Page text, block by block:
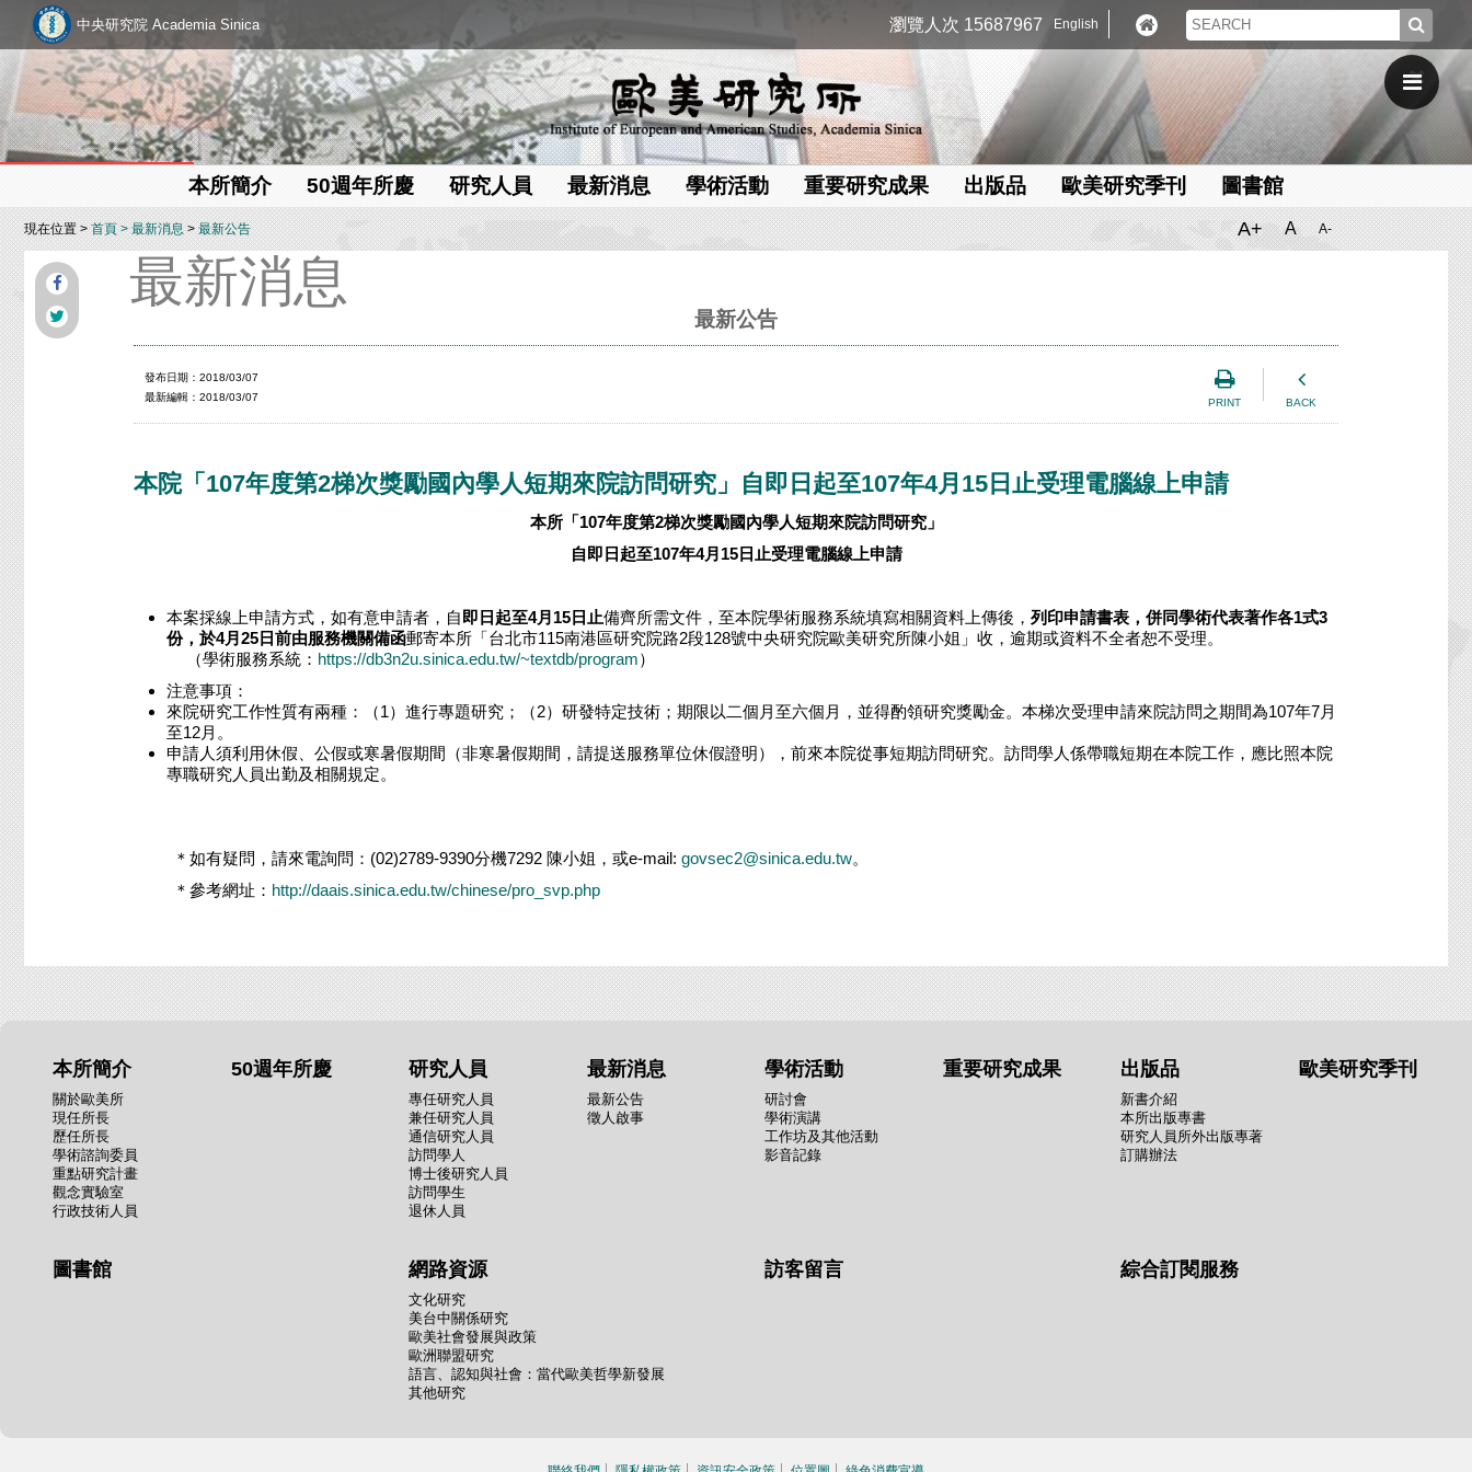
中央研究院 Academia Sinica 瀏覽人次 15687967 English
本所簡介 50週年所慶 研究人員 最新消息 學術活動 重要研究成果 出版品 歐美研究季刊 圖書館
現在位置 >首頁 >最新消息>最新公告 A+ A A-
最新消息
最新公告
PRINT BACK
發布日期：2018/03/07
最新編輯：2018/03/07
本院「107年度第2梯次獎勵國內學人短期來院訪問研究」自即日起至107年4月15日止受理電腦線上申請
本所「107年度第2梯次獎勵國內學人短期來院訪問研究」
自即日起至107年4月 15日止受理電腦線上申請
本案採線上申請方式，如有意申請者，自 即日起至4月 15 日止備齊所需文件，至本院學術服務系統填寫相關資料上傳後， 列印申請書表，併同學術代表著作各1式3
份，於4月 25 日前由服務機關備函郵寄本所「台北市115南港區研究院路2段128號中央研究院歐美研究所陳小姐」收，逾期或資料不全者恕不受理。
（學術服務系統： https://db3n2u.sinica.edu.tw/~textdb/program）
注意事項：
來院研究工作性質有兩種：（1）進行專題研究；（2）研發特定技術；期限以二個月至六個月，並得酌領研究獎勵金。本梯次受理申請來院訪問之期間為107年7月
至12月。
申請人須利用休假、公假或寒暑假期間（非寒暑假期間，請提送服務單位休假證明），前來本院從事短期訪問研究。訪問學人係帶職短期在本院工作，應比照本院
專職研究人員出勤及相關規定。
＊如有疑問，請來電詢問：(02)2789-9390分機7292 陳小姐，或e-mail: govsec2@sinica.edu.tw。
＊參考網址： http://daais.sinica.edu.tw/chinese/pro_svp.php
本所簡介
關於歐美所
現任所長
歷任所長
學術諮詢委員
重點研究計畫
觀念實驗室
行政技術人員
50週年所慶 研究人員
專任研究人員
兼任研究人員
通信研究人員
訪問學人
博士後研究人員
訪問學生
退休人員
最新消息
最新公告
徵人啟事
學術活動
研討會
學術演講
工作坊及其他活動
影音記錄
重要研究成果 出版品
新書介紹
本所出版專書
研究人員所外出版專著
訂購辦法
歐美研究季刊
圖書館 網路資源
文化研究
美台中關係研究
歐美社會發展與政策
歐洲聯盟研究
語言、認知與社會：當代歐美哲學新發展
其他研究
訪客留言 綜合訂閱服務